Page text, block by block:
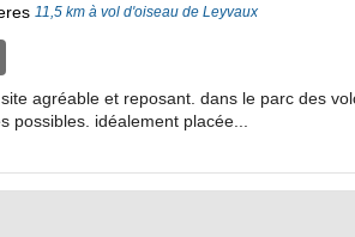
11,5 km à vol d'oiseau de Leyvaux
agréable et reposant. dans le parc des
idéalement placée...